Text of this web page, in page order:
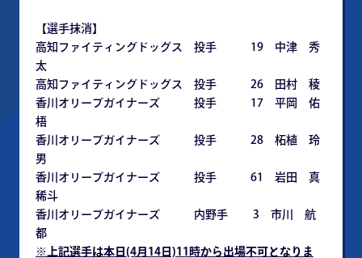
【選手抹消】
高知ファイティングドッグス 投手 19 中津 秀
太
高知ファイティングドッグス 投手 26 田村 稜
香川オリーブガイナーズ 投手 17 平岡 佑
梧
香川オリーブガイナーズ 投手 28 柘植 玲
男
香川オリーブガイナーズ 投手 61 岩田 真
稀斗
香川オリーブガイナーズ 内野手 3 市川 航
都
※上記選手は本日(4月14日)11時から出場不可となりま